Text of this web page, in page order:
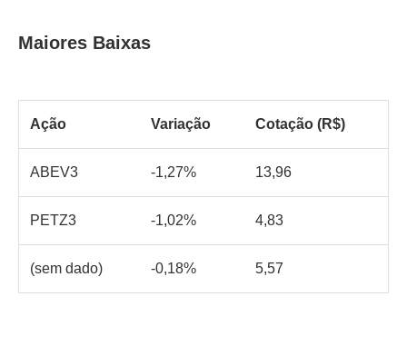
Maiores Baixas
Ação Variação Cotação (R$)
ABEV3 -1,27% 13,96
PETZ3 -1,02% 4,83
(sem dado) -0,18% 5,57